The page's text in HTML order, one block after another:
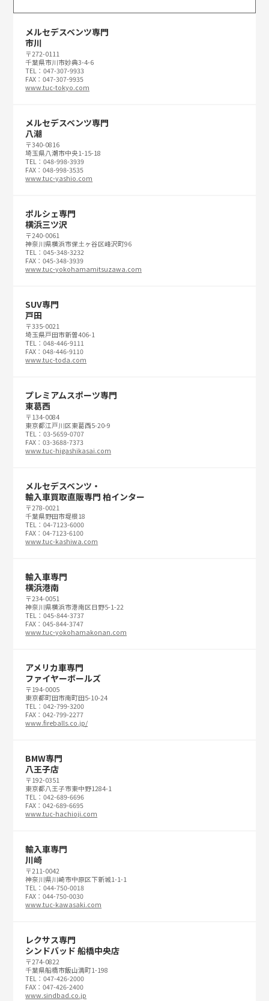
メルセデスベンツ専門
市川
〒272-0111
千葉県市川市妙典3-4-6
TEL：047-307-9933
FAX：047-307-9935
www.tuc-tokyo.com
メルセデスベンツ専門
八潮
〒340-0816
埼玉県八潮市中央1-15-18
TEL：048-998-3939
FAX：048-998-3535
www.tuc-yashio.com
ポルシェ専門
横浜三ツ沢
〒240-0061
神奈川県横浜市保土ヶ谷区峰沢町96
TEL：045-348-3232
FAX：045-348-3939
www.tuc-yokohamamitsuzawa.com
SUV専門
戸田
〒335-0021
埼玉県戸田市新曽406-1
TEL：048-446-9111
FAX：048-446-9110
www.tuc-toda.com
プレミアムスポーツ専門
東葛西
〒134-0084
東京都江戸川区東葛西5-20-9
TEL：03-5659-0707
FAX：03-3688-7373
www.tuc-higashikasai.com
メルセデスベンツ・
輸入車買取直販専門 柏インター
〒278-0021
千葉県野田市堤根18
TEL：04-7123-6000
FAX：04-7123-6100
www.tuc-kashiwa.com
輸入車専門
横浜港南
〒234-0051
神奈川県横浜市港南区日野5-1-22
TEL：045-844-3737
FAX：045-844-3747
www.tuc-yokohamakonan.com
アメリカ車専門
ファイヤーボールズ
〒194-0005
東京都町田市南町田5-10-24
TEL：042-799-3200
FAX：042-799-2277
www.fireballs.co.jp/
BMW専門
八王子店
〒192-0351
東京都八王子市東中野1284-1
TEL：042-689-6696
FAX：042-689-6695
www.tuc-hachioji.com
輸入車専門
川崎
〒211-0042
神奈川県川崎市中原区下新城1-1-1
TEL：044-750-0018
FAX：044-750-0030
www.tuc-kawasaki.com
レクサス専門
シンドバッド 船橋中央店
〒274-0822
千葉県船橋市飯山満町1-198
TEL：047-426-2000
FAX：047-426-2400
www.sindbad.co.jp